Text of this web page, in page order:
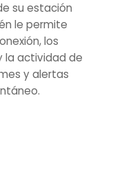
su estación
le permite
los
la actividad de
y alertas